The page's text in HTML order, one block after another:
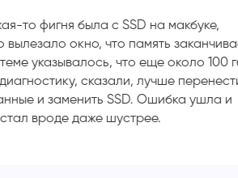
то фигня была с SSD на макбуке,
вылезало окно, что память
указывалось, что еще около 100
сказали, лучше
и заменить SSD. Ошибка ушла и
вроде даже шустрее.